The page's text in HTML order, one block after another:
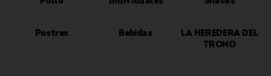
Postres Bebidas
LA HEREDERA DEL
TRONO